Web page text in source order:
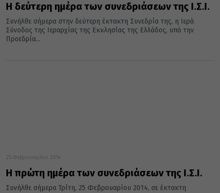
Η δεύτερη ημέρα των συνεδριάσεων της Ι.Σ.Ι.
Συνήλθε σήμερα στην δεύτερη έκτακτη Συνεδρία της, η Ιερά
Σύνοδος της Ιεραρχίας της Εκκλησίας της Ελλάδος, υπό την
Προεδρία...
25 Φεβρουαρίου 2014
Η πρώτη ημέρα των συνεδριάσεων της Ι.Σ.Ι.
Συνήλθε σήμερα Τρίτη, 25 Φεβρουαρίου 2014, σε έκτακτη